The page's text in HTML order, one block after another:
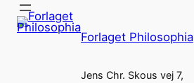
Forlaget Philosophia
Jens Chr. Skous vej 7,